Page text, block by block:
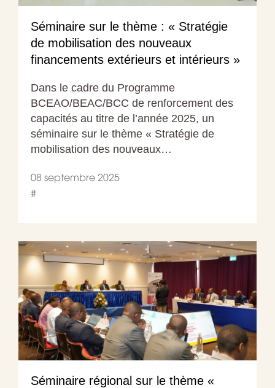
Séminaire sur le thème : « Stratégie
de mobilisation des nouveaux
financements extérieurs et intérieurs »
Dans le cadre du Programme
BCEAO/BEAC/BCC de renforcement des
capacités au titre de l’année 2025, un
séminaire sur le thème « Stratégie de
mobilisation des nouveaux…
08 septembre 2025
#
Séminaire régional sur le thème «